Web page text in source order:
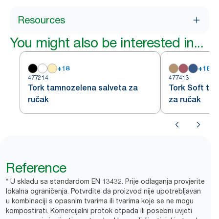
Resources
You might also be interested in...
+18
477214
Tork tamnozelena salveta za
ručak
+16
477413
Tork Soft
za ručak
Reference
* U skladu sa standardom EN 13432. Prije odlaganja provjerite
lokalna ograničenja. Potvrdite da proizvod nije upotrebljavan
u kombinaciji s opasnim tvarima ili tvarima koje se ne mogu
kompostirati. Komercijalni protok otpada ili posebni uvjeti